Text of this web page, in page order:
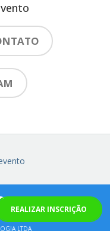
REALIZAR INSCRIÇÃO
LTDA